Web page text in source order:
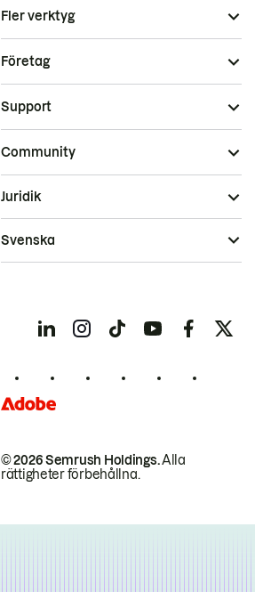
Fler verktyg
Företag
Support
Community
© 2026 Semrush Holdings.Alla
rättigheter förbehållna.
Juridik
Svenska